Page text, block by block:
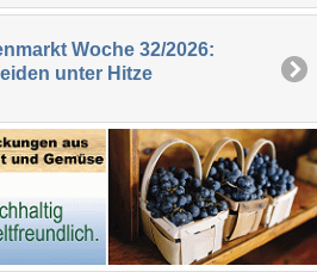
Woche 32/2026:
unter Hitze